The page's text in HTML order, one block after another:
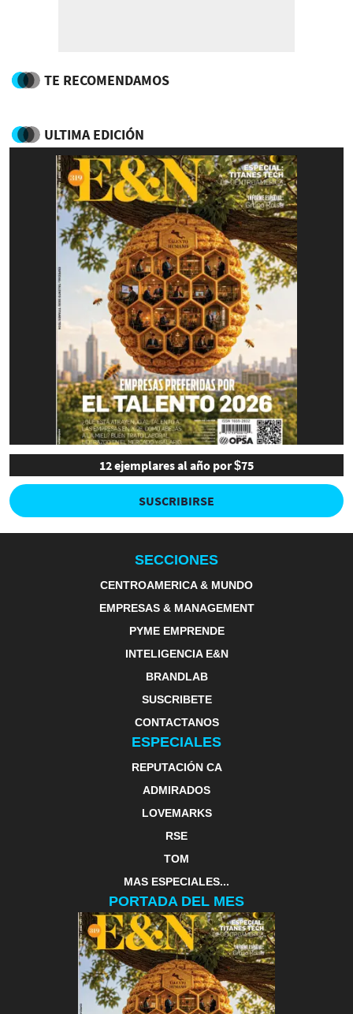
TE RECOMENDAMOS
ULTIMA EDICIÓN
12 ejemplares al año por $75
SUSCRIBIRSE
SECCIONES
CENTROAMERICA & MUNDO
EMPRESAS & MANAGEMENT
PYME EMPRENDE
INTELIGENCIA E&N
BRANDLAB
SUSCRIBETE
CONTACTANOS
ESPECIALES
REPUTACIÓN CA
ADMIRADOS
LOVEMARKS
RSE
TOM
MAS ESPECIALES...
PORTADA DEL MES